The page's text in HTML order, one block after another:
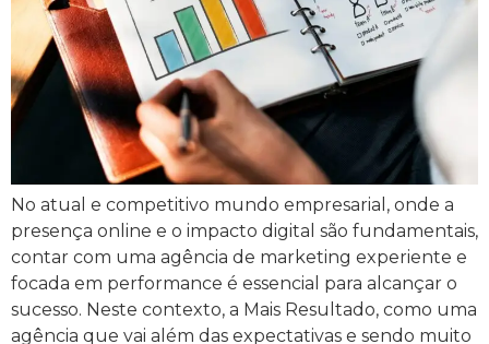
No atual e competitivo mundo empresarial, onde a
presença online e o impacto digital são fundamentais,
contar com uma agência de marketing experiente e
focada em performance é essencial para alcançar o
sucesso. Neste contexto, a Mais Resultado, como uma
agência que vai além das expectativas e sendo muito